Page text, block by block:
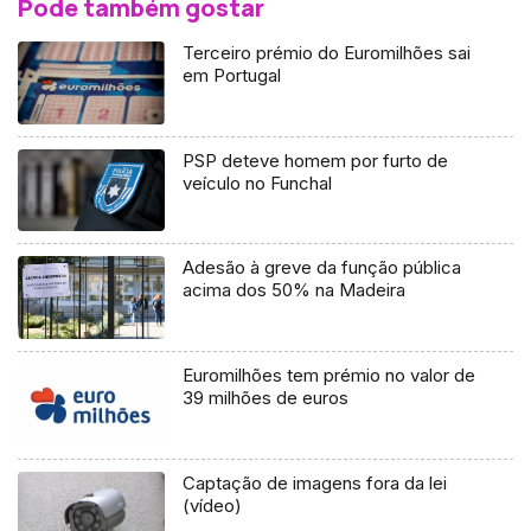
Pode também gostar
Terceiro prémio do Euromilhões sai
em Portugal
PSP deteve homem por furto de
veículo no Funchal
Adesão à greve da função pública
acima dos 50% na Madeira
Euromilhões tem prémio no valor de
39 milhões de euros
Captação de imagens fora da lei
(vídeo)